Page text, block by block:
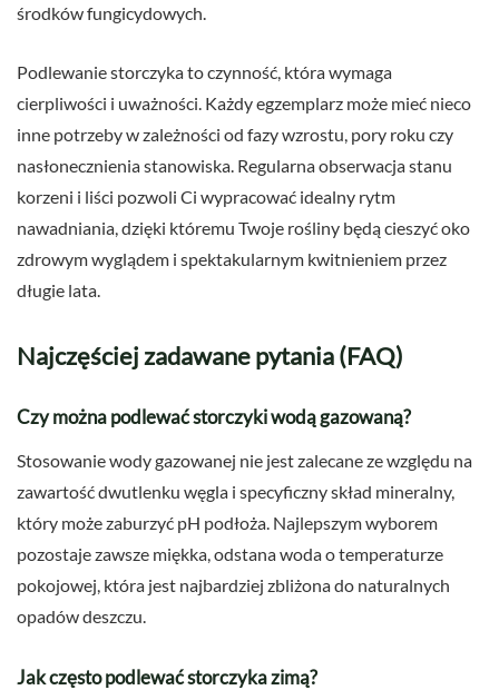
środków fungicydowych.
Podlewanie storczyka to czynność, która wymaga
cierpliwości i uważności. Każdy egzemplarz może mieć nieco
inne potrzeby w zależności od fazy wzrostu, pory roku czy
nasłonecznienia stanowiska. Regularna obserwacja stanu
korzeni i liści pozwoli Ci wypracować idealny rytm
nawadniania, dzięki któremu Twoje rośliny będą cieszyć oko
zdrowym wyglądem i spektakularnym kwitnieniem przez
długie lata.
Najczęściej zadawane pytania (FAQ)
Czy można podlewać storczyki wodą gazowaną?
Stosowanie wody gazowanej nie jest zalecane ze względu na
zawartość dwutlenku węgla i specyficzny skład mineralny,
który może zaburzyć pH podłoża. Najlepszym wyborem
pozostaje zawsze miękka, odstana woda o temperaturze
pokojowej, która jest najbardziej zbliżona do naturalnych
opadów deszczu.
Jak często podlewać storczyka zimą?